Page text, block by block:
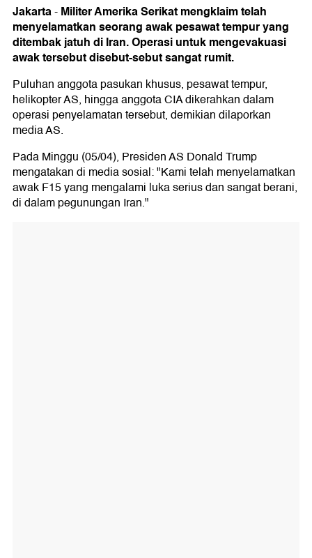
Jakarta-Militer Amerika Serikat mengklaim telah
menyelamatkan seorang awak pesawat tempur yang
ditembak jatuh di Iran. Operasi untuk mengevakuasi
awak tersebut disebut-sebut sangat rumit.
Puluhan anggota pasukan khusus, pesawat tempur,
helikopter AS, hingga anggota CIA dikerahkan dalam
operasi penyelamatan tersebut, demikian dilaporkan
media AS.
Pada Minggu (05/04), Presiden AS Donald Trump
mengatakan di media sosial: "Kami telah menyelamatkan
awak F15 yang mengalami luka serius dan sangat berani,
di dalam pegunungan Iran."